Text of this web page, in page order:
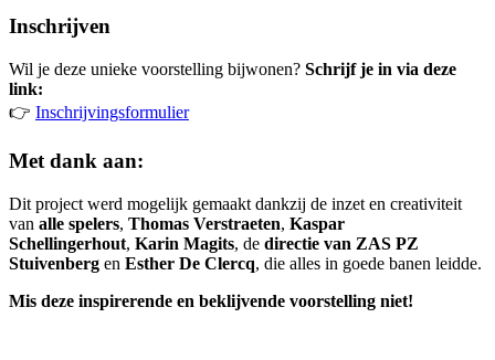
Inschrijven
Wil je deze unieke voorstelling bijwonen? Schrijf je in via deze
link:
👉 Inschrijvingsformulier
Met dank aan:
Dit project werd mogelijk gemaakt dankzij de inzet en creativiteit
van alle spelers, Thomas Verstraeten, Kaspar
Schellingerhout, Karin Magits, de directie van ZAS PZ
Stuivenberg en Esther De Clercq, die alles in goede banen leidde.
Mis deze inspirerende en beklijvende voorstelling niet!